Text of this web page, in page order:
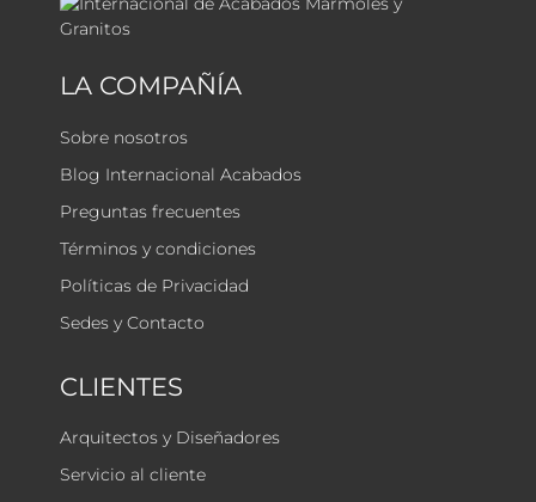
LA COMPAÑÍA
Sobre nosotros
Blog Internacional Acabados
Preguntas frecuentes
Términos y condiciones
Políticas de Privacidad
Sedes y Contacto
CLIENTES
Arquitectos y Diseñadores
Servicio al cliente